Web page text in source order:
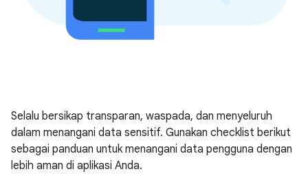
Selalu bersikap transparan, waspada, dan menyeluruh
dalam menangani data sensitif. Gunakan checklist berikut
sebagai panduan untuk menangani data pengguna dengan
lebih aman di aplikasi Anda.